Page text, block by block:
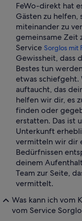
FeWo-direkt hat
Gästen zu helfen,
miteinander zu
gemeinsame Zeit
Service Sorglos mit
Gewissheit, dass
Bestes tun
etwas schiefgeht.
auftaucht, das
helfen wir dir, es
finden oder
erstatten. Das ist
Unterkunft
vermitteln wir dir
Bedürfnissen
deinem
Team zur Seite,
vermittelt.
Was kann ich vom
vom Service